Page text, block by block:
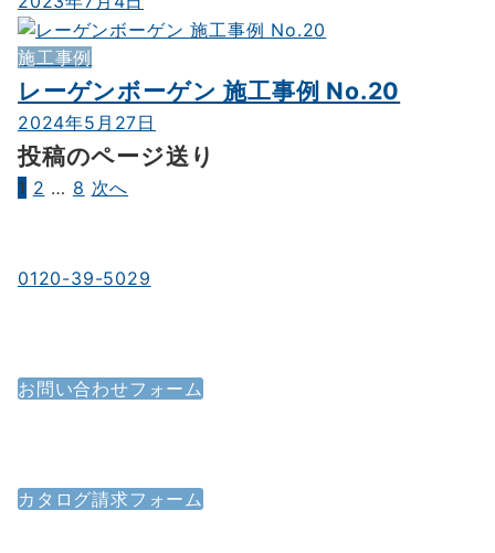
施工事例
レーゲンボーゲン 施工事例 No.20
2024年5月27日
投稿のページ送り
1 2 … 8 次へ
0120-39-5029
お問い合わせフォーム
カタログ請求フォーム